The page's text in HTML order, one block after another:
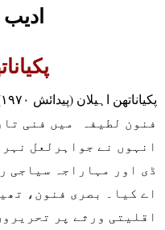
فنون لطیفہ میں فنی
انہوں نے جواہرلعل
ڈی اور مہاراجہ سیاجی
اے کیا۔ بصری فنون،
اقلیتی ورثے پر